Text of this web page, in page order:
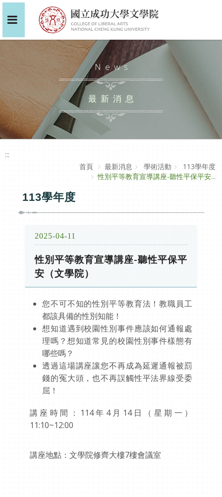
News
最新消息
:::
首頁
最新消息 學術活動
113學年度
性別平等教育宣導講座-聽性平保平安...
113學年度
2025-04-11
性別平等教育宣導講座-聽性平保平
安（文學院）
您不可不知的性別平等教育法！教職員工
都該具備的性別知能！
想知道遇到校園性別事件應該如何通報處
理嗎？想知道常見的校園性別事件樣態有
哪些嗎？
透過這場講座讓您不再成為延遲通報被罰
錢的冤大頭，也不再誤觸性平法界線受委
屈！
講座時間：114年4月14日（星期一）
11:10~12:00
講座地點：文學院修齊大樓7樓會議室